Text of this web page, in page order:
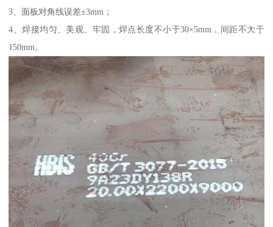
3、面板对角线误差±3mm；
4、焊接均匀、美观、牢固，焊点长度不小于30×5mm，间距不大于
150mm。